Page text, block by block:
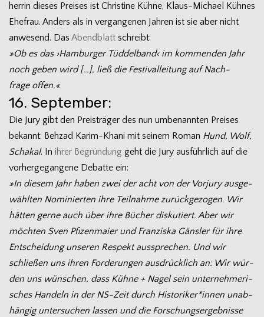
her­rin die­ses Prei­ses ist Chris­tine Kühne, Klaus-Michael Küh­nes
Ehe­frau. Anders als in ver­gan­ge­nen Jah­ren ist sie aber nicht
anwe­send. Das Abend­blatt schreibt:
»Ob es das ›Ham­bur­ger Tüd­del­band‹ im kom­men­den Jahr
noch geben wird […], ließ die Fes­ti­val­lei­tung auf Nach­
frage offen.«
16. September:
Die Jury gibt den Preis­trä­ger des nun umbe­nann­ten Prei­ses
bekannt: Behzad Karim-Khani mit sei­nem Roman Hund, Wolf,
Scha­kal. In ihrer Begrün­dung geht die Jury aus­führ­lich auf die
vor­her­ge­gan­gene Debatte ein:
»In die­sem Jahr haben zwei der acht von der Vor­jury aus­ge­
wähl­ten Nomi­nier­ten ihre Teil­nahme zurück­ge­zo­gen. Wir
hät­ten gerne auch über ihre Bücher dis­ku­tiert. Aber wir
möch­ten Sven Pfi­zen­maier und Fran­ziska Gäns­ler für ihre
Ent­schei­dung unse­ren Respekt aus­spre­chen. Und wir
schlie­ßen uns ihren For­de­run­gen aus­drück­lich an: Wir wür­
den uns wün­schen, dass Kühne + Nagel sein unter­neh­me­ri­
sches Han­deln in der NS-Zeit durch Historiker*innen unab­
hän­gig unter­su­chen las­sen und die For­schungs­er­geb­nisse